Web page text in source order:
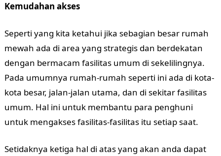
Kemudahan akses
Seperti yang kita ketahui jika sebagian besar rumah
mewah ada di area yang strategis dan berdekatan
dengan bermacam fasilitas umum di sekelilingnya.
Pada umumnya rumah-rumah seperti ini ada di kota-
kota besar, jalan-jalan utama, dan di sekitar fasilitas
umum. Hal ini untuk membantu para penghuni
untuk mengakses fasilitas-fasilitas itu setiap saat.
Setidaknya ketiga hal di atas yang akan anda dapat